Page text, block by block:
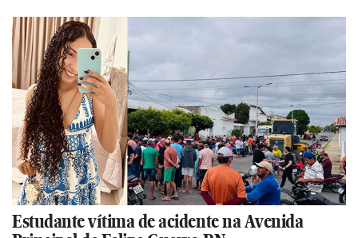
Estudante vítima de acidente na Avenida